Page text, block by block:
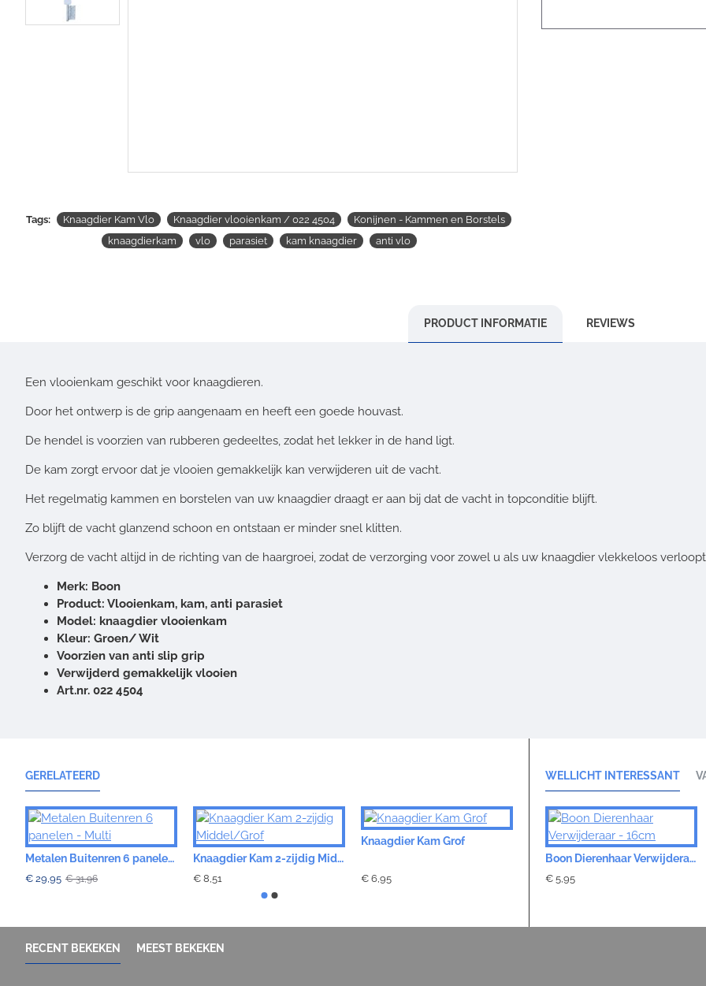
Tags: Knaagdier Kam Vlo Knaagdier vlooienkam / 022 4504
Konijnen - Kammen en Borstels
knaagdierkam
vlo parasiet kam knaagdier anti vlo
PRODUCT INFORMATIE REVIEWS
Een vlooienkam geschikt voor knaagdieren.
Door het ontwerp is de grip aangenaam en heeft een goede houvast.
De hendel is voorzien van rubberen gedeeltes, zodat het lekker in de hand ligt.
De kam zorgt ervoor dat je vlooien gemakkelijk kan verwijderen uit de vacht.
Het regelmatig kammen en borstelen van uw knaagdier draagt er aan bij dat de vacht in topconditie blijft.
Zo blijft de vacht glanzend schoon en ontstaan er minder snel klitten.
Verzorg de vacht altijd in de richting van de haargroei, zodat de verzorging voor zowel u als uw knaagdier vlekkeloos
Merk: Boon
Product: Vlooienkam, kam, anti parasiet
Model: knaagdier vlooienkam
Kleur: Groen/ Wit
Voorzien van anti slip grip
Verwijderd gemakkelijk vlooien
Art.nr. 022 4504
GERELATEERD
Metalen Buitenren 6 panelen - Multi
€ 29,95 € 31,96
Knaagdier Kam 2-zijdig Middel/Grof
€ 8,51
Knaagdier Kam Grof
€ 6,95
Knaagdier Klittenkam L-vorm
€ 8,51
WELLICHT INTERESSANT
Boon Dierenhaar Verwijderaar - 16cm
€ 5,95
RECENT BEKEKEN MEEST BEKEKEN